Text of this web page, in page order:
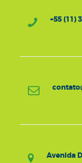
+55 (11)
Avenida